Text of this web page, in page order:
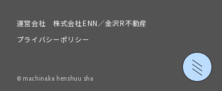
運営会社 株式会社ENN／金沢R不動産
プライバシーポリシー
© machinaka henshuu sha